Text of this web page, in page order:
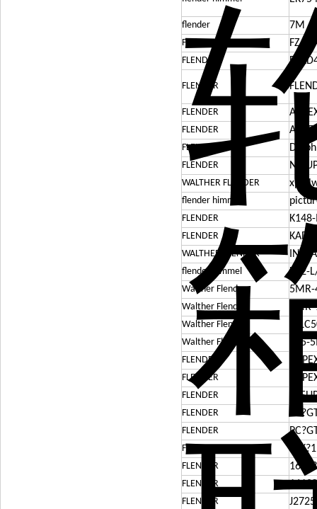
flender 7M
FLENDER
FLENDER
FLENDER
FLENDER
FLENDER
FLENDER
FLENDER N-
WALTHER FLENDER xpa
flender himmel
FLENDER
FLENDER
WALTHER FLENDER
flender himmel K62-
Walther Flender
Walther Flender
Walther Flender
Walther Flender 625-
FLENDER
FLENDER
FLENDER N-
FLENDER
FLENDER
FLENDER
FLENDER
FLENDER
FLENDER